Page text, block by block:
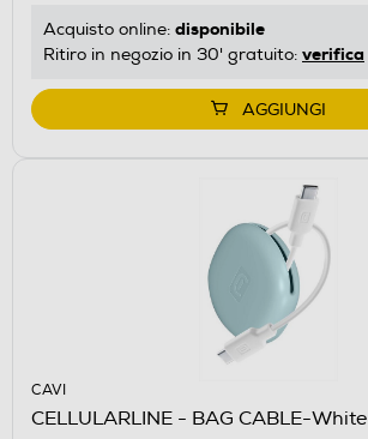
Acquisto online: disponibile
Ritiro in negozio in 30' gratuito: verifica
AGGIUNGI
CAVI
CELLULARLINE - BAG CABLE-White